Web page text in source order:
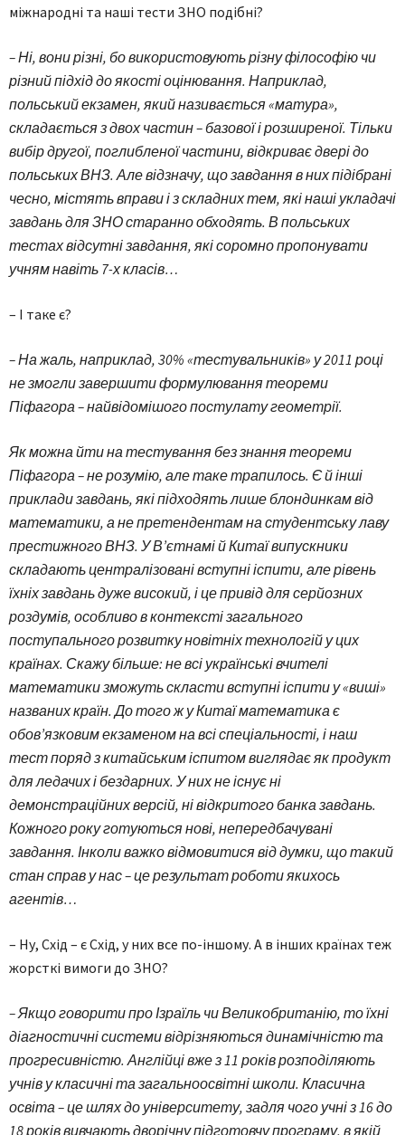
міжнародні та наші тести ЗНО подібні?
– Ні, вони різні, бо використовують різну філософію чи
різний підхід до якості оцінювання. Наприклад,
польський екзамен, який називається «матура»,
складається з двох частин – базової і розширеної. Тільки
вибір другої, поглибленої частини, відкриває двері до
польських ВНЗ. Але відзначу, що завдання в них підібрані
чесно, містять вправи і з складних тем, які наші укладачі
завдань для ЗНО старанно обходять. В польських
тестах відсутні завдання, які соромно пропонувати
учням навіть 7-х класів…
– І таке є?
– На жаль, наприклад, 30% «тестувальників» у 2011 році
не змогли завершити формулювання теореми
Піфагора – найвідомішого постулату геометрії.
Як можна йти на тестування без знання теореми
Піфагора – не розумію, але таке трапилось. Є й інші
приклади завдань, які підходять лише блондинкам від
математики, а не претендентам на студентську лаву
престижного ВНЗ. У В’єтнамі й Китаї випуск­ники
складають централізовані вступні іспити, але рівень
їхніх завдань дуже високий, і це привід для серйозних
роздумів, особливо в контексті загального
поступального розвитку новітніх технологій у цих
країнах. Скажу більше: не всі українські вчителі
математики зможуть скласти вступні іспити у «виші»
названих країн. До того ж у Китаї математика є
обов’язковим екзаменом на всі спеціальності, і наш
тест поряд з китайським іспитом виглядає як продукт
для ледачих і бездарних. У них не існує ні
демонстраційних версій, ні відкритого банка завдань.
Кожного року готуються нові, непередбачувані
завдання. Інколи важко відмовитися від думки, що такий
стан справ у нас – це результат роботи якихось
агентів…
– Ну, Схід – є Схід, у них все по-іншому. А в інших країнах теж
жорсткі вимоги до ЗНО?
– Якщо говорити про Ізраїль чи Великобританію, то їхні
діагностичні системи відрізняються динамічністю та
прогресивністю. Англійці вже з 11 років розподіляють
учнів у класичні та загальноосвітні школи. Класична
освіта – це шлях до університету, задля чого учні з 16 до
18 років вивчають дворічну підготовчу програму, в якій